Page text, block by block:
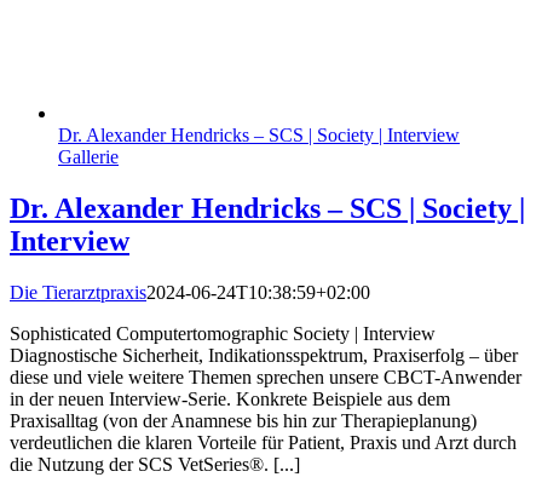
Dr. Alexander Hendricks – SCS | Society | Interview
Gallerie
Dr. Alexander Hendricks – SCS | Society |
Interview
Die Tierarztpraxis2024-06-24T10:38:59+02:00
Sophisticated Computertomographic Society | Interview
Diagnostische Sicherheit, Indikationsspektrum, Praxiserfolg – über
diese und viele weitere Themen sprechen unsere CBCT-Anwender
in der neuen Interview-Serie. Konkrete Beispiele aus dem
Praxisalltag (von der Anamnese bis hin zur Therapieplanung)
verdeutlichen die klaren Vorteile für Patient, Praxis und Arzt durch
die Nutzung der SCS VetSeries®. [...]